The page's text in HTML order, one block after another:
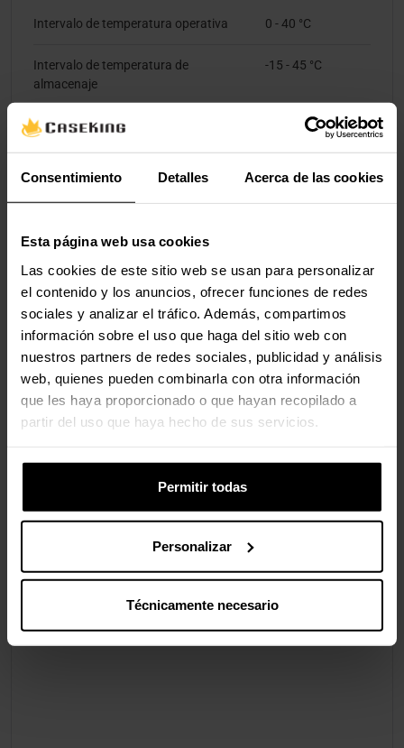
Consentimiento Detalles Acerca de las cookies
Esta página web usa cookies
Las cookies de este sitio web se usan para personalizar
el contenido y los anuncios, ofrecer funciones de redes
sociales y analizar el tráfico. Además, compartimos
información sobre el uso que haga del sitio web con
nuestros partners de redes sociales, publicidad y análisis
web, quienes pueden combinarla con otra información
que les haya proporcionado o que hayan recopilado a
partir del uso que haya hecho de sus servicios.
Permitir todas
Personalizar
Técnicamente necesario
Intervalo de temperatura operativa 0 - 40 °C
Intervalo de temperatura de
almacenaje
-15 - 45 °C
Intervalo de humedad relativa para
Intervalo de humedad relativa durante
almacenaje
0 - 95%
Altitud de funcionamiento
Altitud no operativa 0 - 15000 m
Valoraciones